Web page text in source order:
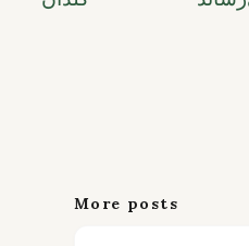
More posts